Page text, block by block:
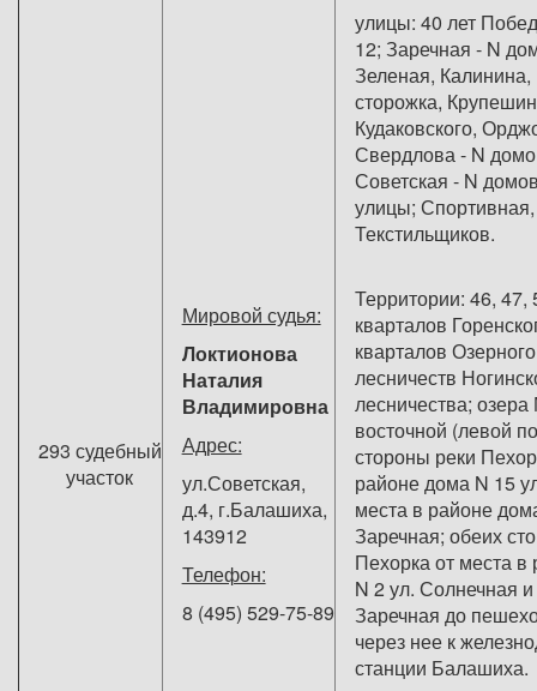
293 судебный
участок
Мировой судья:
Локтионова
Наталия
Владимировна
Адрес:
ул.Советская,
д.4, г.Балашиха,
143912
Телефон:
8 (495) 529-75-89
улицы: 40 лет
12; Заречная - N
Зеленая, Калинина,
сторожка,
Кудаковского,
Свердлова - N
Советская - N
улицы; Спортивная,
Территории: 46, 47,
кварталов
кварталов
лесничеств
лесничества;
восточной (левой
стороны реки
районе дома N 15
места в районе
Заречная; обеих
Пехорка от места
N 2 ул. Солнечная
Заречная до
через нее к
станции Балашиха.